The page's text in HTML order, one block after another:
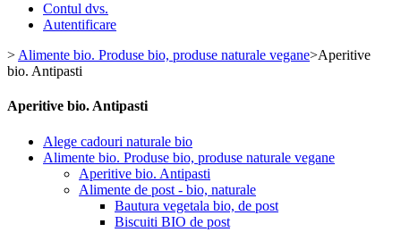
Contul dvs.
Autentificare
> Alimente bio. Produse bio, produse naturale vegane>Aperitive
bio. Antipasti
Aperitive bio. Antipasti
Alege cadouri naturale bio
Alimente bio. Produse bio, produse naturale vegane
Aperitive bio. Antipasti
Alimente de post - bio, naturale
Bautura vegetala bio, de post
Biscuiti BIO de post